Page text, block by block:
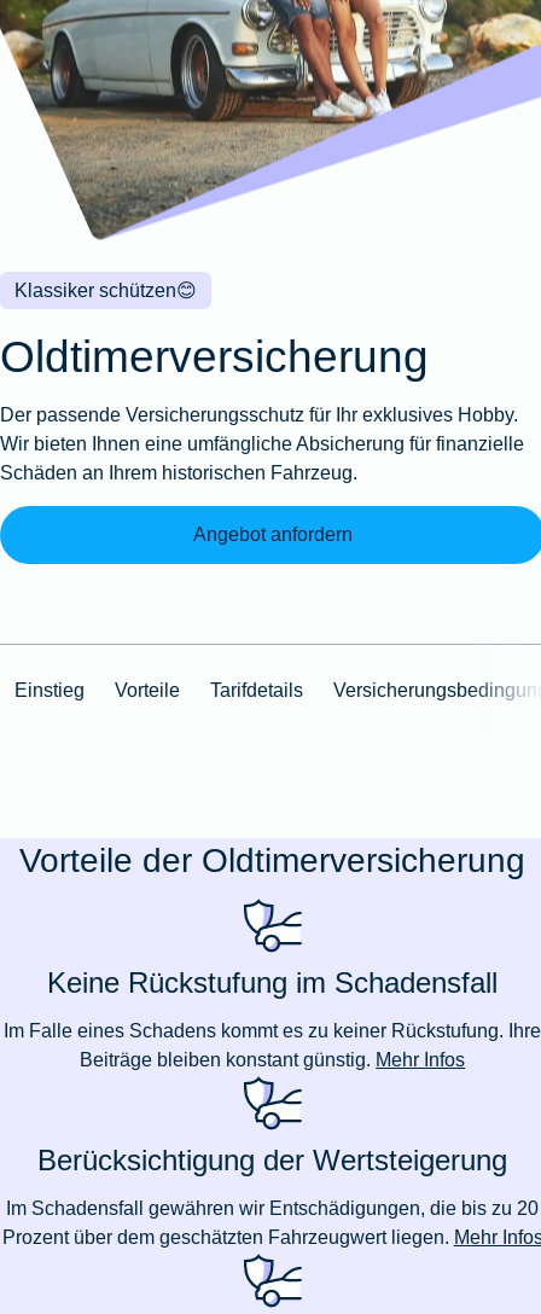
Wohnungsschutzbrief
Zur
Produktübersicht
Gewässerschadenhaftpflicht
Zur
Produktübersicht
Zur
Produktübersicht
Reisehaftpflichtversicherung
Reiserücktrittsversicherung
Zur
Produktübersicht
Produktübersicht
Produktübersicht
Produktübersicht
Montageversicherung
Zur
Produktübersicht
Gruppenunfall für
Betriebe
Gruppenunfall für
Vereine
Zur
Produktübersicht
Kunstversicherung
Ausstellungsversicherung
Valorenversicherung
Oldtimersammlungsversicherung
Zur
😊
Klassiker schützen
Oldtimerversicherung
Der passende Versicherungsschutz für Ihr exklusives Hobby.
Wir bieten Ihnen eine umfängliche Absicherung für finanzielle
Schäden an Ihrem historischen Fahrzeug.
Angebot anfordern
Einstieg Vorteile Tarifdetails
Vorteile der Oldtimerversicherung
Keine Rückstufung im Schadensfall
Im Falle eines Schadens kommt es zu keiner Rückstufung. Ihre
Beiträge bleiben konstant günstig. Mehr Infos
Berücksichtigung der Wertsteigerung
Im Schadensfall gewähren wir Entschädigungen, die bis zu 20
Prozent über dem geschätzten Fahrzeugwert liegen. Mehr